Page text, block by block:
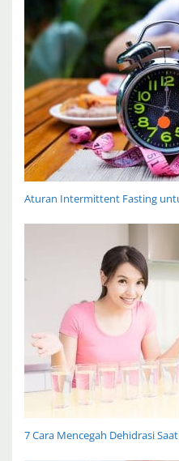
Aturan Intermittent Fasting
7 Cara Mencegah Dehidrasi